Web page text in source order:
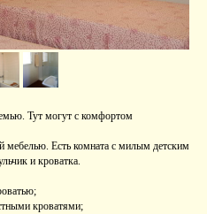
Тут могут с комфортом
мебелью. Есть комната с милым детским
и кроватка.
кроватями;